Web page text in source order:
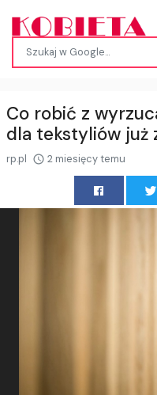
Co robić z
dla tekstyliów już
rp.pl 2 miesięcy temu